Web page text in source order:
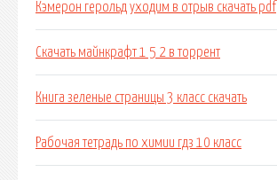
Кэмерон герольд уходим в отрыв скачать pdf
Скачать майнкрафт 1 5 2 в торрент
Книга зеленые страницы 3 класс скачать
Рабочая тетрадь по химии гдз 10 класс